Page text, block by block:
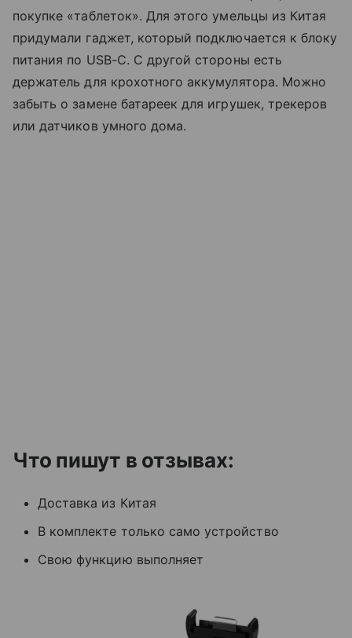
покупке «таблеток». Для этого умельцы из Китая
придумали гаджет, который подключается к блоку
питания по USB-C. С другой стороны есть
держатель для крохотного аккумулятора. Можно
забыть о замене батареек для игрушек, трекеров
или датчиков умного дома.
Что пишут в отзывах:
Доставка из Китая
В комплекте только само устройство
Свою функцию выполняет